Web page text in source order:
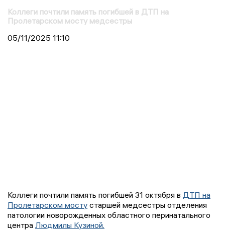
Коллеги почтили память погибшей в ДТП на
Пролетарском мосту медсестры
05/11/2025 11:10
Коллеги почтили память погибшей 31 октября в ДТП на
Пролетарском мосту старшей медсестры отделения
патологии новорожденных областного перинатального
центра Людмилы Кузиной.